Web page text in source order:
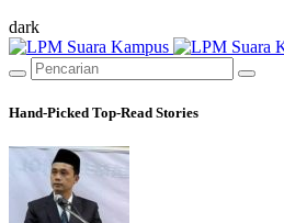
dark
Hand-Picked Top-Read Stories